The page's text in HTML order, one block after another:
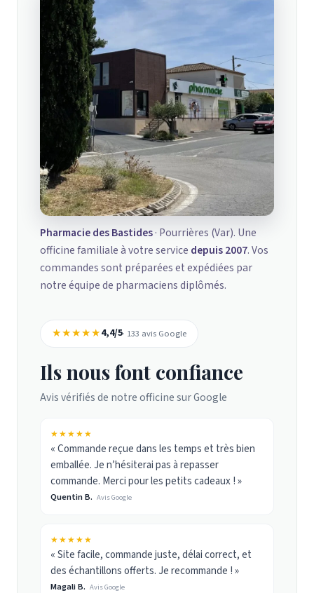
Pharmacie des Bastides· Pourrières (Var). Une
officine familiale à votre service depuis 2007. Vos
commandes sont préparées et expédiées par
notre équipe de pharmaciens diplômés.
★★★★★4,4/5· 133 avis Google
Ils nous font confiance
Avis vérifiés de notre officine sur Google
★★★★★
« Commande reçue dans les temps et très bien
emballée. Je n’hésiterai pas à repasser
commande. Merci pour les petits cadeaux ! »
Quentin B. Avis Google
★★★★★
« Site facile, commande juste, délai correct, et
des échantillons offerts. Je recommande ! »
Magali B. Avis Google